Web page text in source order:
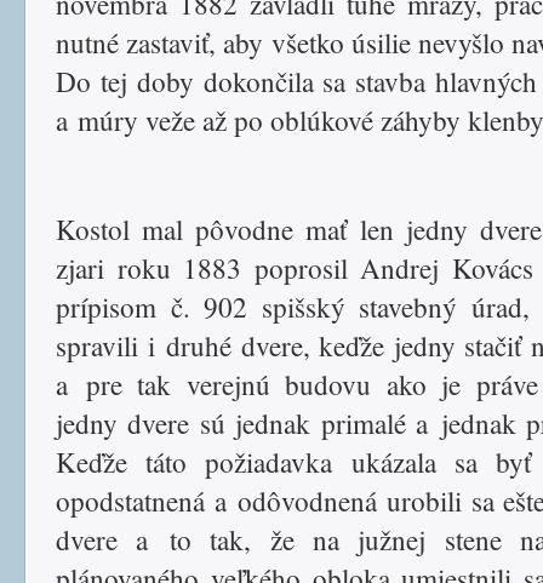
nutné zastaviť, aby všetko úsilie nevyšlo
Do tej doby dokončila sa stavba
a múry veže až po oblúkové záhyby
Kostol mal pôvodne mať len jedny
zjari roku 1883 poprosil Andrej Kovács
prípisom č. 902 spišský stavebný úrad,
spravili i druhé dvere, keďže jedny stačiť
a pre tak verejnú budovu ako je
jedny dvere sú jednak primalé a jednak
Keďže táto požiadavka ukázala sa byť
opodstatnená a odôvodnená urobili sa
dvere a to tak, že na južnej stene